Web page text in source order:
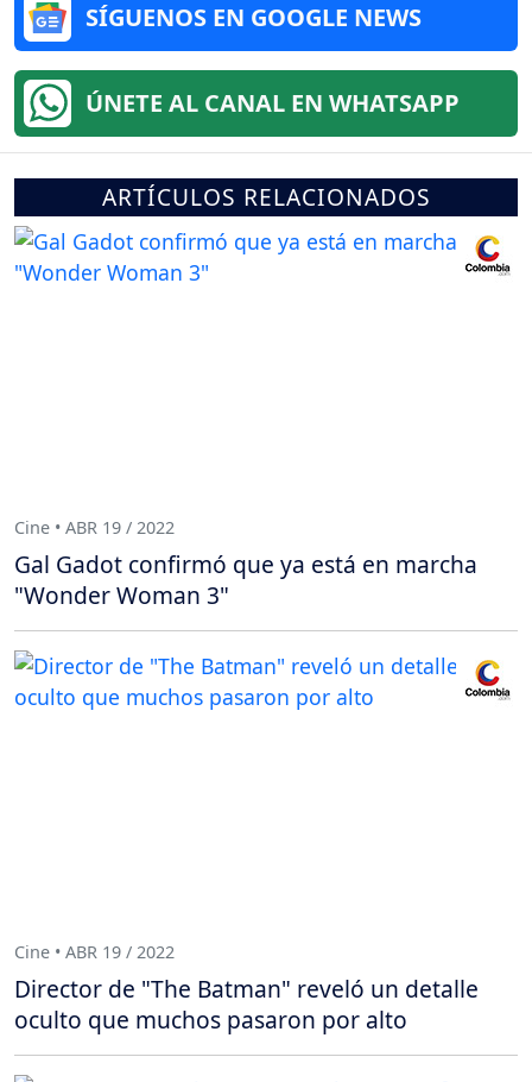
SÍGUENOS EN GOOGLE NEWS
ÚNETE AL CANAL EN WHATSAPP
ARTÍCULOS RELACIONADOS
Cine • ABR 19 / 2022
Gal Gadot confirmó que ya está en marcha
"Wonder Woman 3"
Cine • ABR 19 / 2022
Director de "The Batman" reveló un detalle
oculto que muchos pasaron por alto